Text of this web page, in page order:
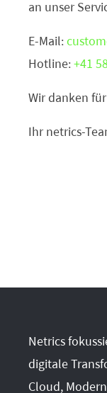
an unser
E-Mail:
Hotline: +41
Wir danken
Ihr netrics-
Netrics
digitale
Cloud,